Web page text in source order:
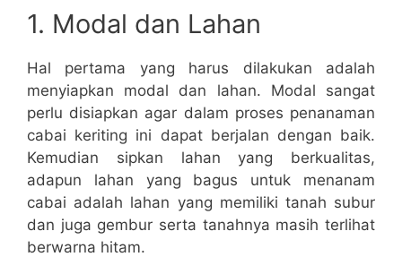
1. Modal dan Lahan
Hal pertama yang harus dilakukan adalah
menyiapkan modal dan lahan. Modal sangat
perlu disiapkan agar dalam proses penanaman
cabai keriting ini dapat berjalan dengan baik.
Kemudian sipkan lahan yang berkualitas,
adapun lahan yang bagus untuk menanam
cabai adalah lahan yang memiliki tanah subur
dan juga gembur serta tanahnya masih terlihat
berwarna hitam.